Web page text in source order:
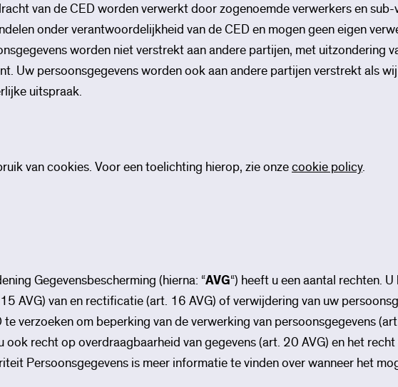
van de CED worden verwerkt door zogenoemde verwerkers en
onder verantwoordelijkheid van de CED en mogen geen eigen
worden niet verstrekt aan andere partijen, met uitzondering
Uw persoonsgegevens worden ook aan andere partijen verstrekt als
uitspraak.
van cookies. Voor een toelichting hierop, zie onzecookie policy.
Gegevensbescherming (hierna: “AVG“) heeft u een aantal rechten.
AVG) van en rectificatie (art. 16 AVG) of verwijdering van uw
verzoeken om beperking van de verwerking van persoonsgegevens
recht op overdraagbaarheid van gegevens (art. 20 AVG) en het
Persoonsgegevens is meer informatie te vinden over wanneer het